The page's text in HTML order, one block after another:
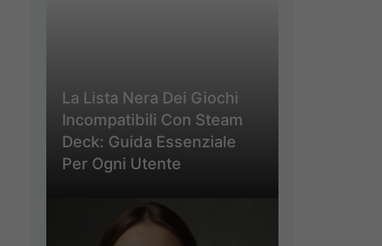
La Lista Nera Dei Giochi
Incompatibili Con Steam
Deck: Guida Essenziale
Per Ogni Utente